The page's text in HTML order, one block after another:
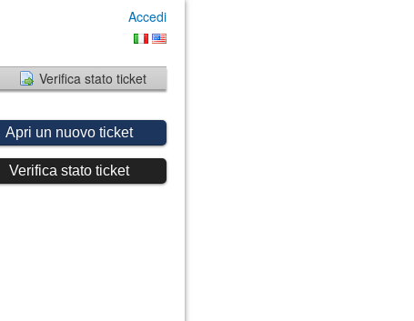
Accedi
Verifica stato ticket
Apri un nuovo ticket
Verifica stato ticket